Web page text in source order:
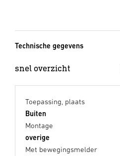
Technische gegevens
snel overzicht
Toepassing, plaats
Buiten
Montage
overige
Met bewegingsmelder